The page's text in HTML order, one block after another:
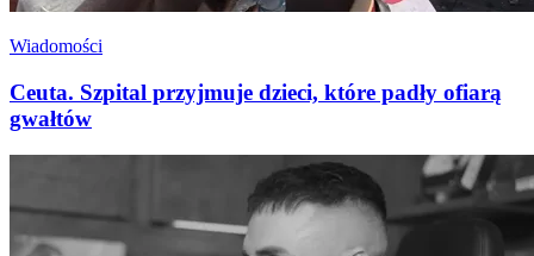
Wiadomości
Ceuta. Szpital przyjmuje dzieci, które padły ofiarą
gwałtów